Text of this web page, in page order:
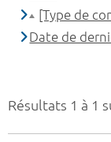
Résultats 1 à 1
[Type de
Date de